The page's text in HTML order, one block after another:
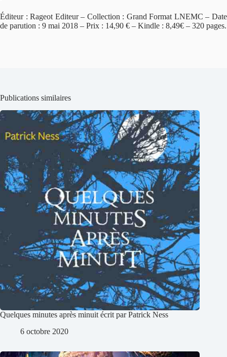
Éditeur : Rageot Editeur – Collection : Grand Format LNEMC – Date
de parution : 9 mai 2018 – Prix : 14,90 € – Kindle : 8,49€ – 320 pages.
Publications similaires
Quelques minutes après minuit écrit par Patrick Ness
6 octobre 2020